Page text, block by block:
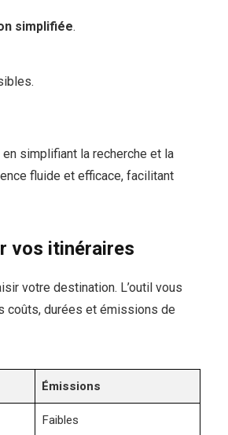
simplifiée.
simplifiant la recherche et la
fluide et efficace, facilitant
vos itinéraires
votre destination. L’outil vous
coûts, durées et émissions de
Émissions
Faibles